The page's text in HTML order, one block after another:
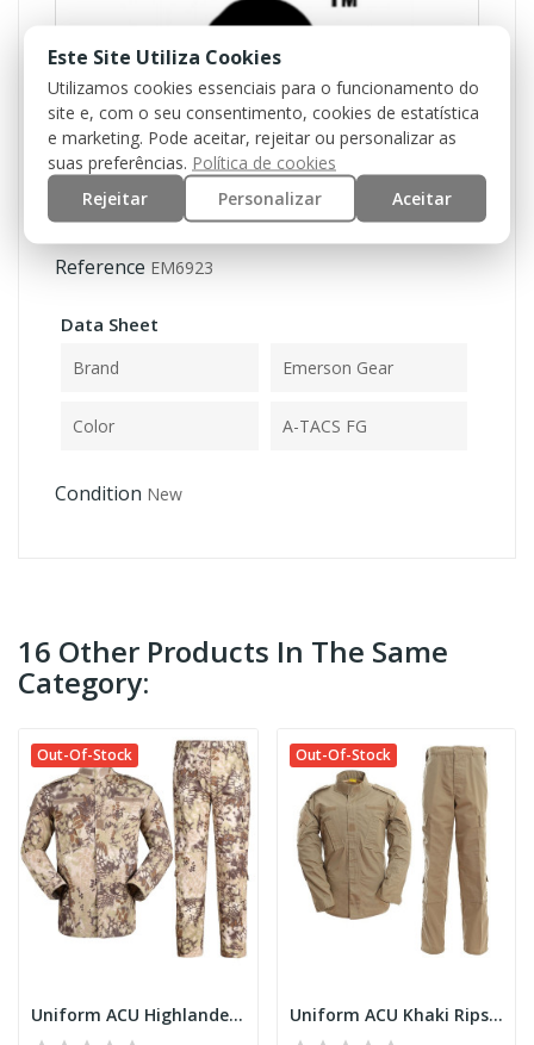
Reference EM6923
Data Sheet
Brand Emerson Gear
Color A-TACS FG
Condition New
16 Other Products In The Same
Category:
Out-Of-Stock
Uniform ACU Highlander Ripstop
Out-Of-Stock
Uniform ACU Khaki Ripstop
Este Site Utiliza Cookies
Utilizamos cookies essenciais para o funcionamento do
site e, com o seu consentimento, cookies de estatística
e marketing. Pode aceitar, rejeitar ou personalizar as
suas preferências. Política de cookies
Rejeitar
Personalizar Aceitar